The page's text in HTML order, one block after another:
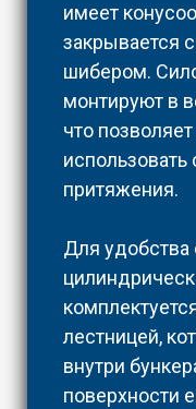
имеет
закрывается
шибером.
монтируют в
что
использовать
притяжения.
Для
лестницей,
внутри
поверхности